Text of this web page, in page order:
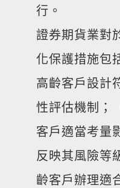
行。
證券期貨業對
化保護措施包
高齡客戶設計
性評估機制；
客戶適當考量
反映其風險等
齡客戶辦理適